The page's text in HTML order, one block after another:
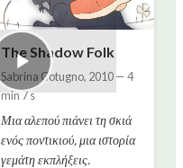
The Shadow Folk
Sabrina Cotugno, 2010—4
min 7 s
Μια αλεπού πιάνει τη σκιά
ενός ποντικιού, μια ιστορία
γεμάτη εκπλήξεις.